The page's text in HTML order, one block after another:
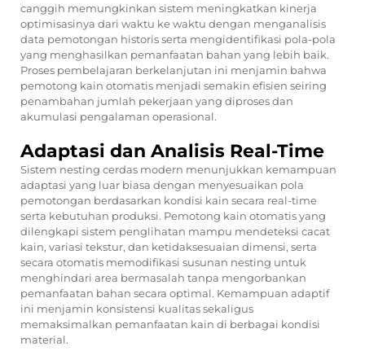
canggih memungkinkan sistem meningkatkan kinerja
optimisasinya dari waktu ke waktu dengan menganalisis
data pemotongan historis serta mengidentifikasi pola-pola
yang menghasilkan pemanfaatan bahan yang lebih baik.
Proses pembelajaran berkelanjutan ini menjamin bahwa
pemotong kain otomatis menjadi semakin efisien seiring
penambahan jumlah pekerjaan yang diproses dan
akumulasi pengalaman operasional.
Adaptasi dan Analisis Real-Time
Sistem nesting cerdas modern menunjukkan kemampuan
adaptasi yang luar biasa dengan menyesuaikan pola
pemotongan berdasarkan kondisi kain secara real-time
serta kebutuhan produksi. Pemotong kain otomatis yang
dilengkapi sistem penglihatan mampu mendeteksi cacat
kain, variasi tekstur, dan ketidaksesuaian dimensi, serta
secara otomatis memodifikasi susunan nesting untuk
menghindari area bermasalah tanpa mengorbankan
pemanfaatan bahan secara optimal. Kemampuan adaptif
ini menjamin konsistensi kualitas sekaligus
memaksimalkan pemanfaatan kain di berbagai kondisi
material.